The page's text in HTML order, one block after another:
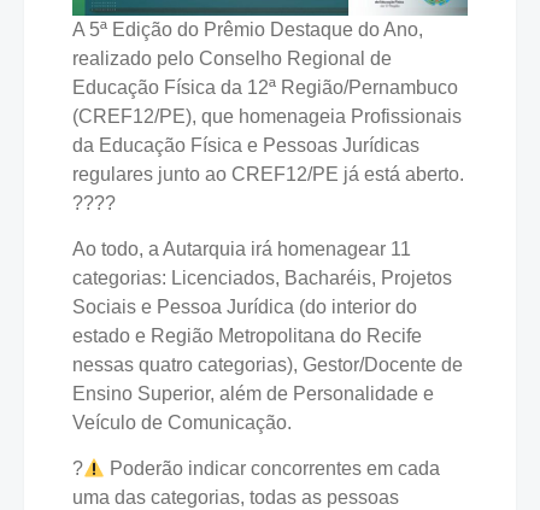
A 5ª Edição do Prêmio Destaque do Ano,
realizado pelo Conselho Regional de
Educação Física da 12ª Região/Pernambuco
(CREF12/PE), que homenageia Profissionais
da Educação Física e Pessoas Jurídicas
regulares junto ao CREF12/PE já está aberto.
????
Ao todo, a Autarquia irá homenagear 11
categorias: Licenciados, Bacharéis, Projetos
Sociais e Pessoa Jurídica (do interior do
estado e Região Metropolitana do Recife
nessas quatro categorias), Gestor/Docente de
Ensino Superior, além de Personalidade e
Veículo de Comunicação.
?
Poderão indicar concorrentes em cada
uma das categorias, todas as pessoas